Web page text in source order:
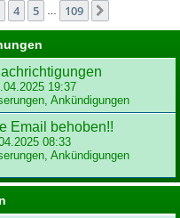
109
4 5 109
19:37
Ankündigungen
Email behoben!!
08:33
Ankündigungen